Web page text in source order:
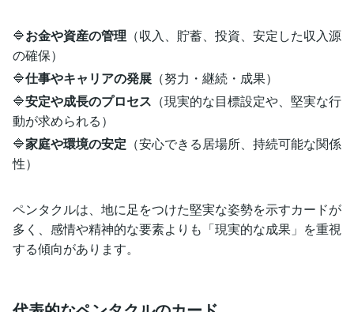
🔷お金や資産の管理 （収入、貯蓄、投資、安定した収入源
の確保）
🔷仕事やキャリアの発展 （努力・継続・成果）
🔷安定や成長のプロセス （現実的な目標設定や、堅実な行
動が求められる）
🔷家庭や環境の安定 （安心できる居場所、持続可能な関係
性）
ペンタクルは、地に足をつけた堅実な姿勢を示すカードが
多く、感情や精神的な要素よりも「現実的な成果」を重視
する傾向があります。